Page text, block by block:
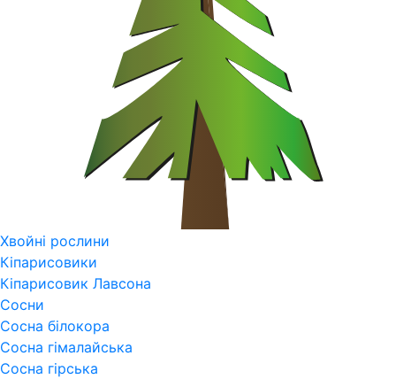
Хвойні рослини
Кіпарисовики
Кіпарисовик Лавсона
Сосни
Сосна білокора
Сосна гімалайська
Сосна гірська